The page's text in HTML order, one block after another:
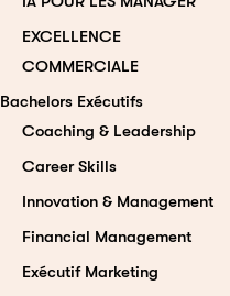
EXCELLENCE
COMMERCIALE
Bachelors Exécutifs
Coaching & Leadership
Career Skills
Innovation & Management
Financial Management
Exécutif Marketing